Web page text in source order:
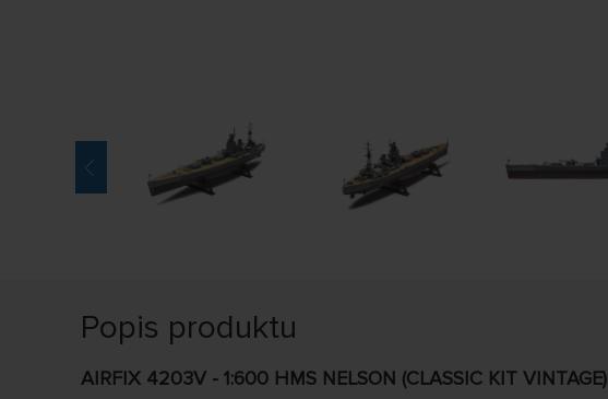
Popis produktu
AIRFIX 4203V - 1:600 HMS NELSON (CLASSIC KIT VINTAGE)